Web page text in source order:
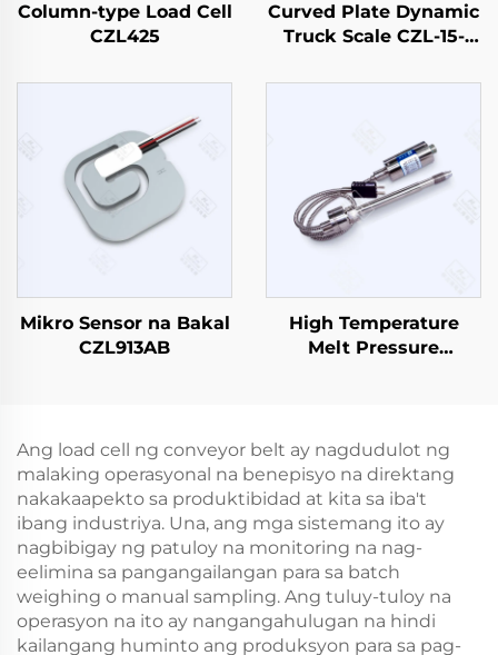
Column-type Load Cell
CZL425
Curved Plate Dynamic
Truck Scale CZL-15-
Mikro Sensor na Bakal
CZL913AB
High Temperature
Melt Pressure
Ang load cell ng conveyor belt ay nagdudulot ng
malaking operasyonal na benepisyo na direktang
nakakaapekto sa produktibidad at kita sa iba't
ibang industriya. Una, ang mga sistemang ito ay
nagbibigay ng patuloy na monitoring na nag-
eelimina sa pangangailangan para sa batch
weighing o manual sampling. Ang tuluy-tuloy na
operasyon na ito ay nangangahulugan na hindi
kailangang huminto ang produksyon para sa pag-